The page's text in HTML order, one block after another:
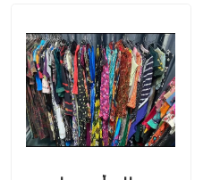
أشرطة فيديو
معلومات عنا
جولة في المعمل